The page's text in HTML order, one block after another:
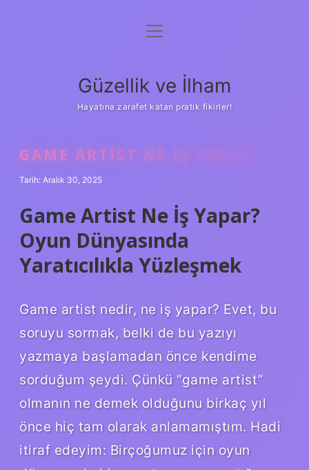
Anasayfa
Yasal Uyarı
menüyü
Güzellik ve İlham
Hayatına zarafet katan pratik fikirler!
GAME ARTIST NE IŞ YAPAR ?
Tarih: Aralık 30, 2025
Game Artist Ne İş Yapar?
Oyun Dünyasında
Yaratıcılıkla Yüzleşmek
Game artist nedir, ne iş yapar? Evet, bu
soruyu sormak, belki de bu yazıyı
yazmaya başlamadan önce kendime
sorduğum şeydi. Çünkü “game artist”
olmanın ne demek olduğunu birkaç yıl
önce hiç tam olarak anlamamıştım. Hadi
itiraf edeyim: Birçoğumuz için oyun